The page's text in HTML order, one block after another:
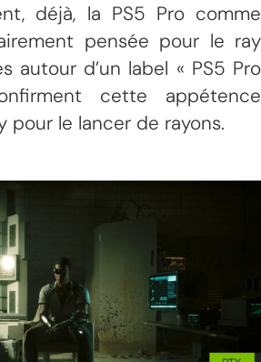
déjà, la PS5 Pro comme
pensée pour le ray
autour d’un label « PS5 Pro
cette appétence
pour le lancer de rayons.